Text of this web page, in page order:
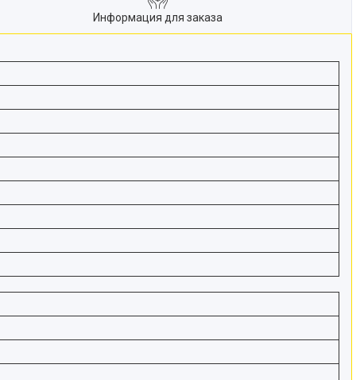
Информация для заказа